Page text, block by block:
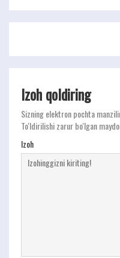
Izoh qoldiring
Sizning elektron pochta
To'ldirilishi zarur bo'lgan
Izoh